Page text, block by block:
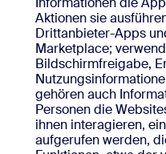
Aktionen sie
Drittanbieter-Apps
Marketplace;
Bildschirmfreigabe,
gehören auch
Personen die
ihnen interagieren,
aufgerufen werden,